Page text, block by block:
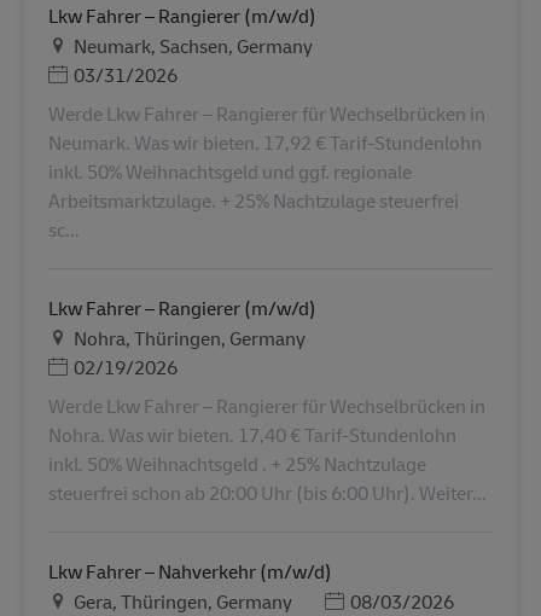
Lkw Fahrer – Rangierer (m/w/d)
Местоположение
Neumark, Sachsen, Germany
Дата публикации
03/31/2026
Werde Lkw Fahrer – Rangierer für Wechselbrücken in
Neumark. Was wir bieten. 17,92 € Tarif-Stundenlohn
inkl. 50% Weihnachtsgeld und ggf. regionale
Arbeitsmarktzulage. + 25% Nachtzulage steuerfrei
sc...
Lkw Fahrer – Rangierer (m/w/d)
Местоположение
Nohra, Thüringen, Germany
Дата публикации
02/19/2026
Werde Lkw Fahrer – Rangierer für Wechselbrücken in
Nohra. Was wir bieten. 17,40 € Tarif-Stundenlohn
inkl. 50% Weihnachtsgeld . + 25% Nachtzulage
steuerfrei schon ab 20:00 Uhr (bis 6:00 Uhr). Weiter...
Lkw Fahrer – Nahverkehr (m/w/d)
Местоположение
Gera, Thüringen, Germany Дата публикации
08/03/2026